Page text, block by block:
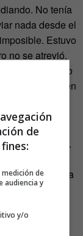
No tenía
nada desde el
Estuvo
no se atrevió.
Este crecía; o
allí», dice en
en una
misteriosa.
su casa
el Oeste.
de italiano
casa de sus
de
de
audiencia y
y/o